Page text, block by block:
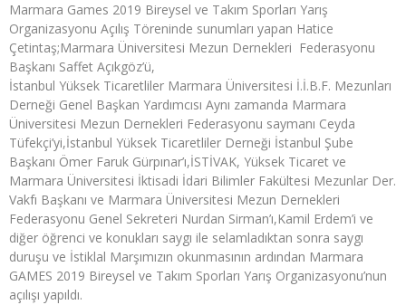
Marmara Games 2019 Bireysel ve Takım Sporları Yarış
Organizasyonu Açılış Töreninde sunumları yapan Hatice
Çetintaş;Marmara Üniversitesi Mezun Dernekleri Federasyonu
Başkanı Saffet Açıkgöz’ü,
İstanbul Yüksek Ticaretliler Marmara Üniversitesi İ.İ.B.F. Mezunları
Derneği Genel Başkan Yardımcısı Aynı zamanda Marmara
Üniversitesi Mezun Dernekleri Federasyonu saymanı Ceyda
Tüfekçi’yi,İstanbul Yüksek Ticaretliler Derneği İstanbul Şube
Başkanı Ömer Faruk Gürpınar’ı,İSTİVAK, Yüksek Ticaret ve
Marmara Üniversitesi İktisadi İdari Bilimler Fakültesi Mezunlar Der.
Vakfı Başkanı ve Marmara Üniversitesi Mezun Dernekleri
Federasyonu Genel Sekreteri Nurdan Sirman’ı,Kamil Erdem’i ve
diğer öğrenci ve konukları saygı ile selamladıktan sonra saygı
duruşu ve İstiklal Marşımızın okunmasının ardından Marmara
GAMES 2019 Bireysel ve Takım Sporları Yarış Organizasyonu’nun
açılışı yapıldı.